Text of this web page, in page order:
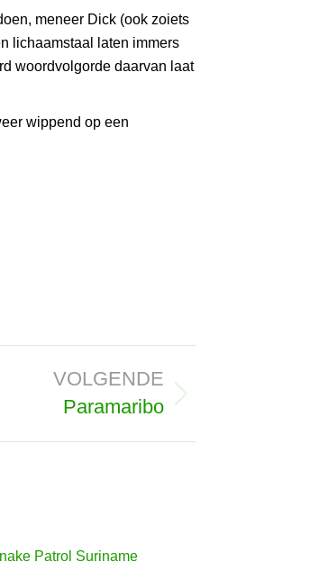
meneer Dick (ook zoiets
lichaamstaal laten immers
woordvolgorde daarvan laat
wippend op een
VOLGENDE
Paramaribo
Patrol Suriname